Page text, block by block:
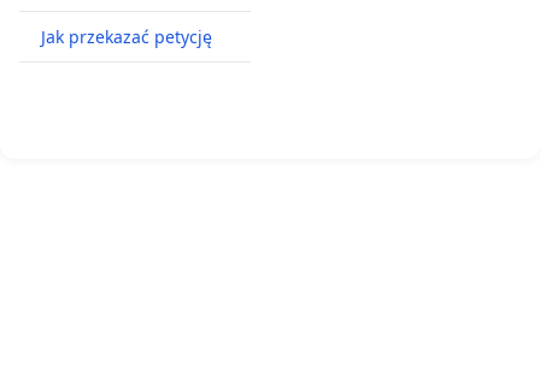
Jak przekazać petycję